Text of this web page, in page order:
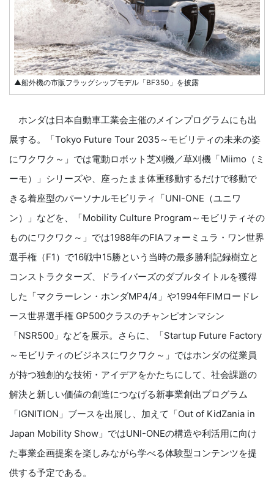
▲船外機の市販フラッグシップモデル「BF350」を披露
ホンダは日本自動車工業会主催のメインプログラムにも出
展する。「Tokyo Future Tour 2035～モビリティの未来の姿
にワクワク～」では電動ロボット芝刈機／草刈機「Miimo（ミ
ーモ）」シリーズや、座ったまま体重移動するだけで移動で
きる着座型のパーソナルモビリティ「UNI-ONE（ユニワ
ン）」などを、「Mobility Culture Program～モビリティその
ものにワクワク～」では1988年のFIAフォーミュラ・ワン世界
選手権（F1）で16戦中15勝という当時の最多勝利記録樹立と
コンストラクターズ、ドライバーズのダブルタイトルを獲得
した「マクラーレン・ホンダMP4/4」や1994年FIMロードレ
ース世界選手権 GP500クラスのチャンピオンマシン
「NSR500」などを展示。さらに、「Startup Future Factory
～モビリティのビジネスにワクワク～」ではホンダの従業員
が持つ独創的な技術・アイデアをかたちにして、社会課題の
解決と新しい価値の創造につなげる新事業創出プログラム
「IGNITION」ブースを出展し、加えて「Out of KidZania in
Japan Mobility Show」ではUNI-ONEの構造や利活用に向け
た事業企画提案を楽しみながら学べる体験型コンテンツを提
供する予定である。